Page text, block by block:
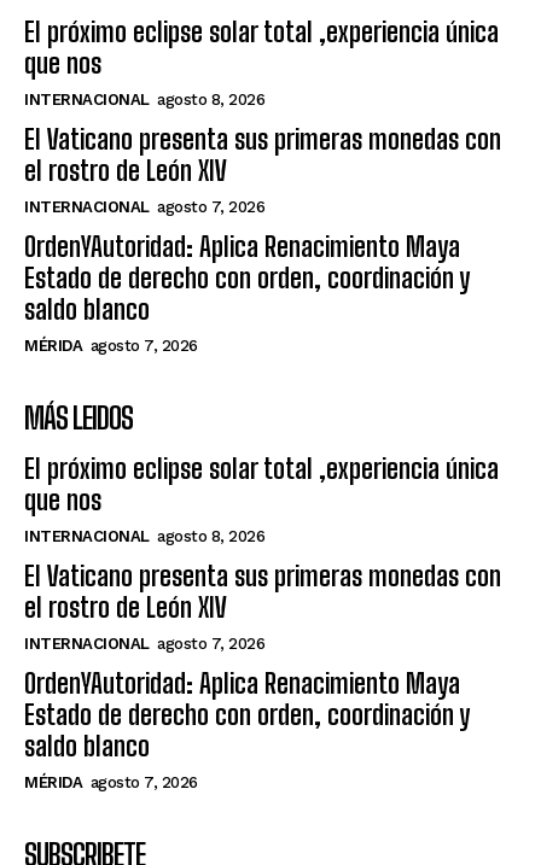
El próximo eclipse solar total ,experiencia única
que nos
INTERNACIONAL agosto 8, 2026
El Vaticano presenta sus primeras monedas con
el rostro de León XIV
INTERNACIONAL agosto 7, 2026
OrdenYAutoridad: Aplica Renacimiento Maya
Estado de derecho con orden, coordinación y
saldo blanco
MÉRIDA agosto 7, 2026
MÁS LEIDOS
El próximo eclipse solar total ,experiencia única
que nos
INTERNACIONAL agosto 8, 2026
El Vaticano presenta sus primeras monedas con
el rostro de León XIV
INTERNACIONAL agosto 7, 2026
OrdenYAutoridad: Aplica Renacimiento Maya
Estado de derecho con orden, coordinación y
saldo blanco
MÉRIDA agosto 7, 2026
SUBSCRIBETE